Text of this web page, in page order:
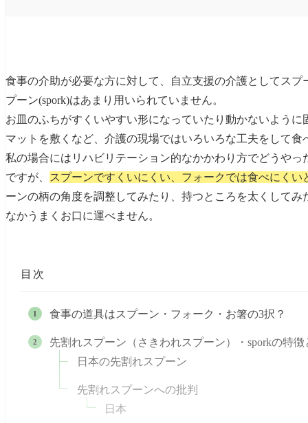
食事の介助が必要な方に対して、自立支援の介護としてス
プーン(spork)はあまり用いられていません。
お皿のふちがすくいやすい形になっていたり動かないよう
マットを敷くなど、介護の現場ではいろいろな工夫をして
私の場合にはリハビリテーション的なかかわり方でどうや
ですが、
スプーンですくいにくい、フォークでは食べにく
ーンの柄の角度を調整してみたり、持つところを太くして
なかうまくお口に運べません。
目次
食事の道具はスプーン・フォーク・お箸の3択？
先割れスプーン（さきわれスプーン）・sporkの特徴
日本の先割れスプーン
先割れスプーンへの批判
日本